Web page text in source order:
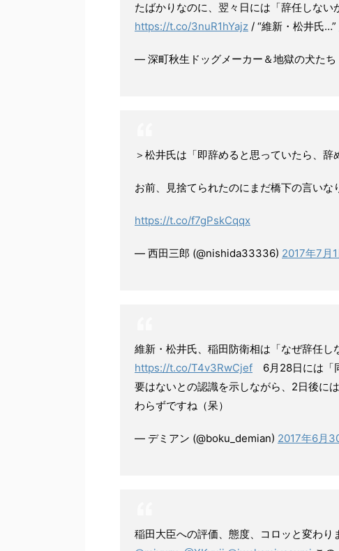
たばかりなのに、翌々日には「辞任しない
https://t.co/3nuR1hYajz / “維新・松井氏…”
— 深町秋生ドッグメーカー＆地獄の犬た
＞松井氏は「即辞めると思っていたら、辞
お前、見捨てられたのにまだ橋下の言いな
https://t.co/f7gPskCqqx
— 西田三郎 (@nishida33336) 2017年7月1
維新・松井氏、稲田防衛相は「なぜ辞任し
https://t.co/T4v3RwCjef 6月28日には「
要はないとの認識を示しながら、2日後に
わらずですね（呆）
— デミアン (@boku_demian) 2017年6月
稲田大臣への評価、態度、コロッと変わ